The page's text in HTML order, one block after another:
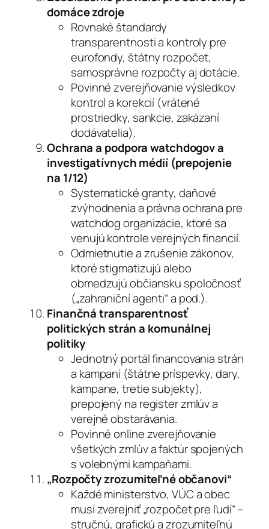
domáce zdroje
Rovnaké štandardy
transparentnosti a kontroly pre
eurofondy, štátny rozpočet,
samosprávne rozpočty aj dotácie.
Povinné zverejňovanie výsledkov
kontrol a korekcií (vrátené
prostriedky, sankcie, zakázaní
dodávatelia).
Ochrana a podpora watchdogov a
investigatívnych médií (prepojenie
na 1/12)
Systematické granty, daňové
zvýhodnenia a právna ochrana pre
watchdog organizácie, ktoré sa
venujú kontrole verejných financií.
Odmietnutie a zrušenie zákonov,
ktoré stigmatizujú alebo
obmedzujú občiansku spoločnosť
(„zahraniční agenti“ a pod.).
Finančná transparentnosť
politických strán a komunálnej
politiky
Jednotný portál financovania strán
a kampaní (štátne príspevky, dary,
kampane, tretie subjekty),
prepojený na register zmlúv a
verejné obstarávania.
Povinné online zverejňovanie
všetkých zmlúv a faktúr spojených
s volebnými kampaňami.
„Rozpočty zrozumiteľné občanovi“
Každé ministerstvo, VÚC a obec
musí zverejniť „rozpočet pre ľudí“ –
stručnú, grafickú a zrozumiteľnú